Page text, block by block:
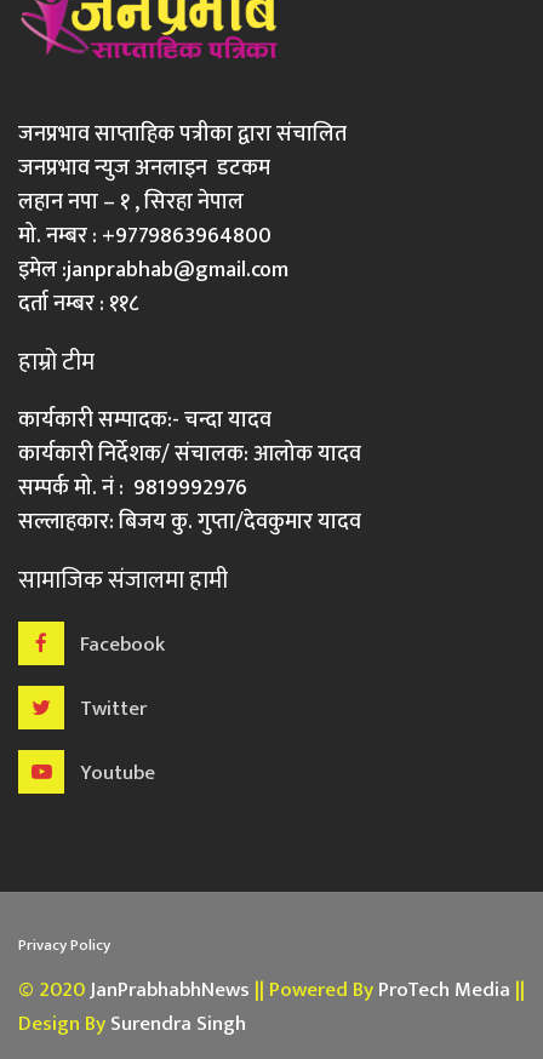
जनप्रभाव साप्ताहिक पत्रीका द्वारा संचालित
जनप्रभाव न्युज अनलाइन डटकम
लहान नपा – १ , सिरहा नेपाल
मो. नम्बर : +9779863964800
इमेल :janprabhab@gmail.com
दर्ता नम्बर : ११८
हाम्रो टीम
कार्यकारी सम्पादक:- चन्दा यादव
कार्यकारी निर्देशक/ संचालक: आलोक यादव
सम्पर्क मो. नं : 9819992976
सल्लाहकार: बिजय कु. गुप्ता/देवकुमार यादव
सामाजिक संजालमा हामी
Facebook
Twitter
Youtube
Privacy Policy
© 2020JanPrabhabhNews || Powered ByProTech Media ||
Design BySurendra Singh